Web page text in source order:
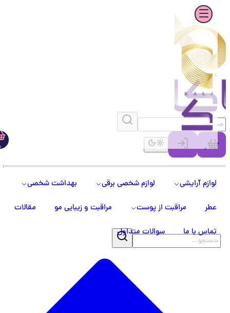
0
لوازم آرایشی لوازم شخصی برقی بهداشت شخصی
مراقبت از پوست مراقبت و زیبایی مو مقالات
تماس با ما سوالات متداول